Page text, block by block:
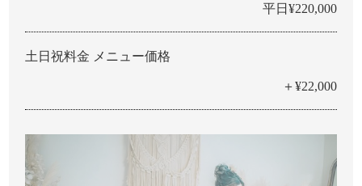
平日¥220,000
土日祝料金 メニュー価格
＋¥22,000